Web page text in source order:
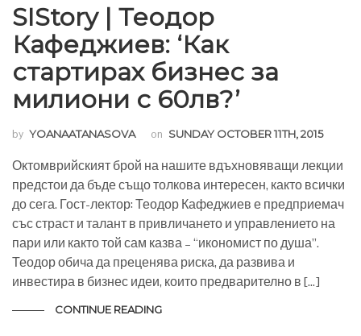
SIStory | Теодор
Кафеджиев: ‘Как
стартирах бизнес за
милиони с 60лв?’
by YOANAATANASOVA on SUNDAY OCTOBER 11TH, 2015
Октомврийският брой на нашите вдъхновяващи лекции
предстои да бъде също толкова интересен, както всички
до сега. Гост-лектор: Теодор Кафеджиев е предприемач
със страст и талант в привличането и управлението на
пари или както той сам казва – “икономист по душа”.
Теодор обича да преценява риска, да развива и
инвестира в бизнес идеи, които предварително в […]
CONTINUE READING